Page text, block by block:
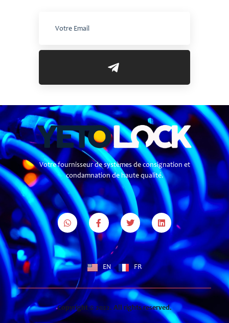
Votre fournisseur de systèmes de consignation et
condamnation de haute qualité.
EN FR
Copyright © 2022. All rights reserved.